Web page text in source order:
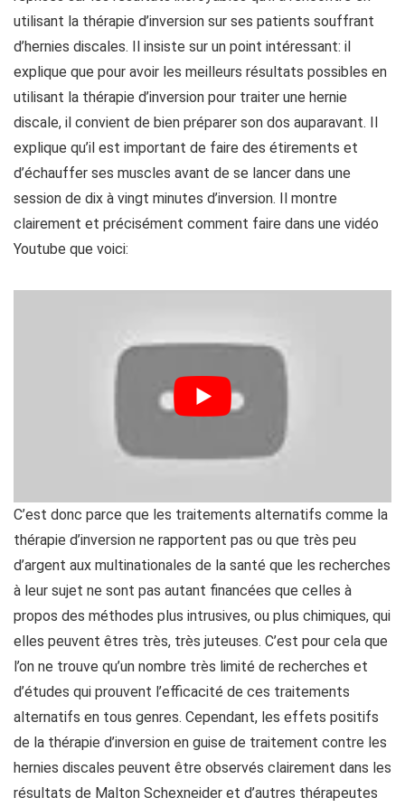
utilisant la thérapie d’inversion sur ses patients souffrant
d’hernies discales. Il insiste sur un point intéressant: il
explique que pour avoir les meilleurs résultats possibles en
utilisant la thérapie d’inversion pour traiter une hernie
discale, il convient de bien préparer son dos auparavant. Il
explique qu’il est important de faire des étirements et
d’échauffer ses muscles avant de se lancer dans une
session de dix à vingt minutes d’inversion. Il montre
clairement et précisément comment faire dans une vidéo
Youtube que voici:
C’est donc parce que les traitements alternatifs comme la
thérapie d’inversion ne rapportent pas ou que très peu
d’argent aux multinationales de la santé que les recherches
à leur sujet ne sont pas autant financées que celles à
propos des méthodes plus intrusives, ou plus chimiques, qui
elles peuvent êtres très, très juteuses. C’est pour cela que
l’on ne trouve qu’un nombre très limité de recherches et
d’études qui prouvent l’efficacité de ces traitements
alternatifs en tous genres. Cependant, les effets positifs
de la thérapie d’inversion en guise de traitement contre les
hernies discales peuvent être observés clairement dans les
résultats de Malton Schexneider et d’autres thérapeutes